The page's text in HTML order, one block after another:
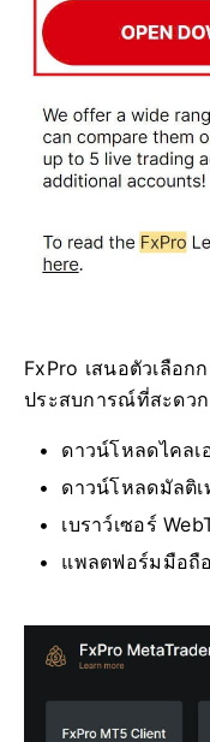
FxPro เสนอตัวเลือก
ประสบการณ์ที่สะดว
ดาวน์โหลดไคลเ
ดาวน์โหลดมัลติ
เบราว์เซอร์
แพลตฟอร์มมือถือ